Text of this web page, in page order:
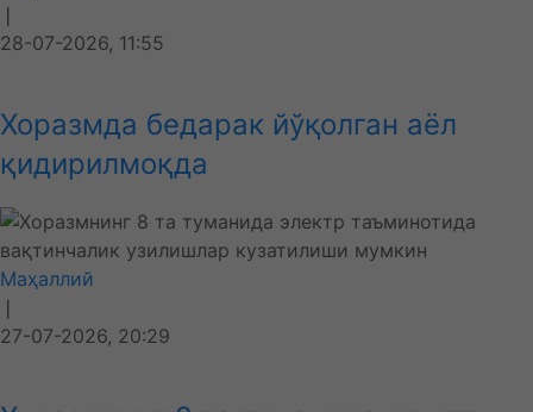
❘
28-07-2026, 11:55
Хоразмда бедарак йўқолган аёл
қидирилмоқда
Маҳаллий
❘
27-07-2026, 20:29